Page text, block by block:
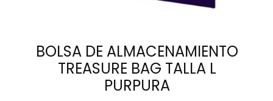
BOLSA DE ALMACENAMIENTO
TREASURE BAG TALLA L
PURPURA